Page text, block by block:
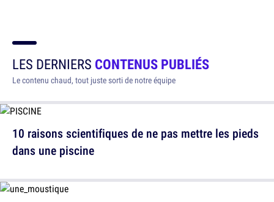
LES DERNIERS CONTENUS PUBLIÉS
Le contenu chaud, tout juste sorti de notre équipe
10 raisons scientifiques de ne pas mettre les pieds
dans une piscine